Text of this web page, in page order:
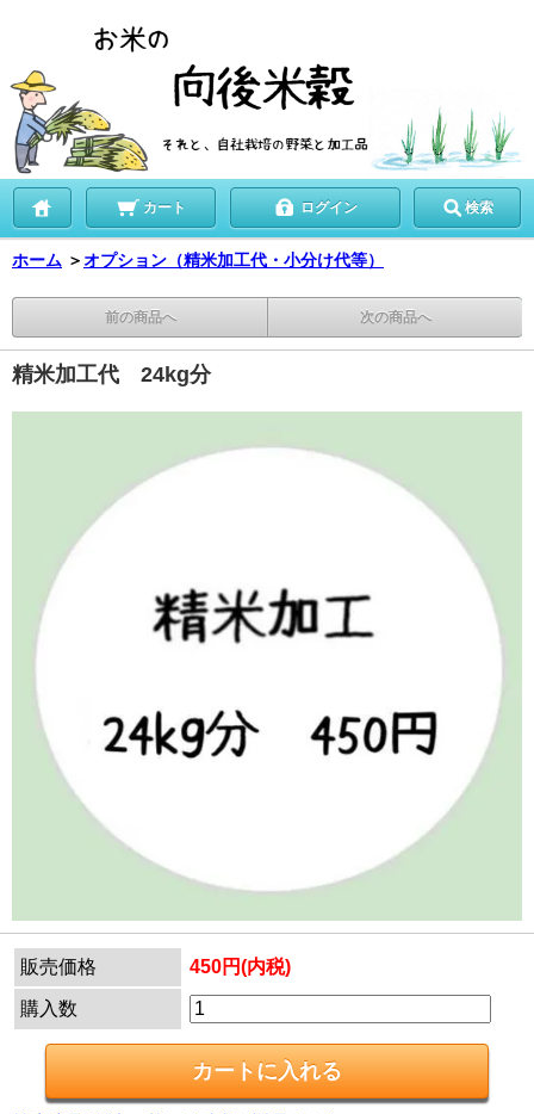
カート ログイン 検索
ホーム ＞オプション（精米加工代・小分け代等）
前の商品へ 次の商品へ
精米加工代 24kg分
販売価格 450円(内税)
購入数